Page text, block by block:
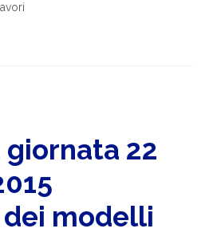
giornata 22
modelli